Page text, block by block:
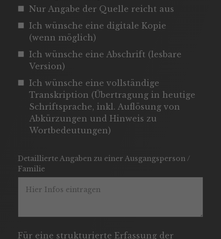
Nur Angabe der Quelle reicht aus
Ich wünsche eine digitale Kopie
(wenn möglich)
Ich wünsche eine Abschrift (lesbare
Version)
Ich wünsche eine vollständige
Transkription (Übertragung in heutige
Schriftsprache, inkl. Auflösung von
Abkürzungen und Hinweis zu
Wortbedeutungen)
Detaillierte Angaben zu einer Ausgangsperson /
Familie
Für eine strukturierte Erfassung der